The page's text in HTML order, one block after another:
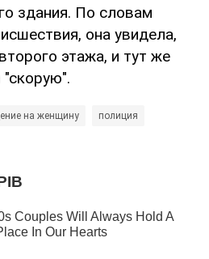
здания. По словам
она увидела,
этажа, и тут же
на женщину полиция